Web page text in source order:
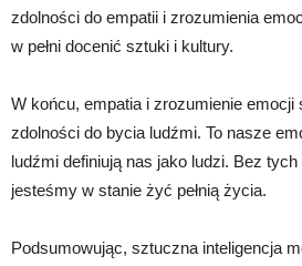
zdolności do empatii i zrozumienia
w pełni docenić sztuki i kultury.
W końcu, empatia i zrozumienie emocji
zdolności do bycia ludźmi. To nasze
ludźmi definiują nas jako ludzi. Bez
jesteśmy w stanie żyć pełnią życia.
Podsumowując, sztuczna inteligencja